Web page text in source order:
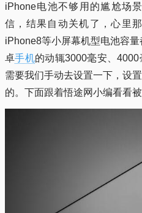
iPhone电池不够用的尴尬场
信，结果自动关机了，心里
iPhone8等小屏幕机型电池容
卓手机的动辄3000毫安、
需要我们手动去设置一下，设
的。下面跟着悟途网小编看看